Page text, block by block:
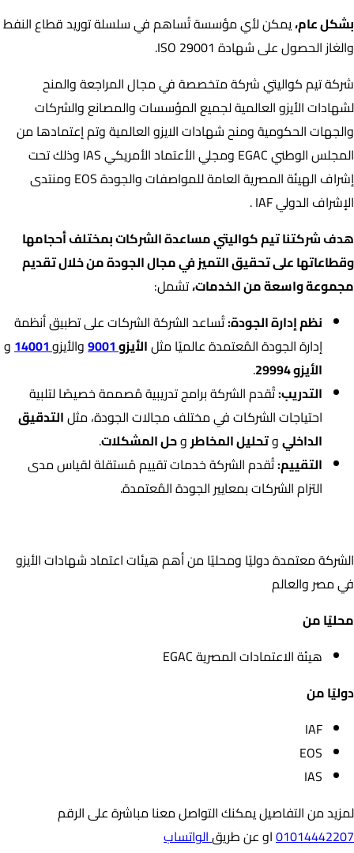
بشكل عام،يمكن لأي مؤسسة تُساهم في سلسلة توريد قطاع النفط
والغاز الحصول على شهادة ISO 29001.
شركة تيم كواليتي شركة متخصصة في مجال المراجعة والمنح
لشهادات الأيزو العالمية لجميع المؤسسات والمصانع والشركات
والجهات الحكومية ومنح شهادات الايزو العالمية وتم إعتمادها من
المجلس الوطني EGAC ومجلي الأعتماد الأمريكي IAS وذلك تحت
إشراف الهيئة المصرية العامة للمواصفات والجودة EOS ومنتدى
الإشراف الدولي IAF .
هدف شركتنا تيم كواليتي مساعدة الشركات بمختلف أحجامها
وقطاعاتها على تحقيق التميز في مجال الجودة من خلال تقديم
مجموعة واسعة من الخدمات،تشمل:
نظم إدارة الجودة:تُساعد الشركة الشركات على تطبيق أنظمة
إدارة الجودة المُعتمدة عالميًا مثلالأيزو9001والأيزو14001و
الأيزو 29994
.
التدريب:تُقدم الشركة برامج تدريبية مُصممة خصيصًا لتلبية
احتياجات الشركات في مختلف مجالات الجودة، مثلالتدقيق
الداخليوتحليل المخاطر وحل المشكلات.
التقييم:تُقدم الشركة خدمات تقييم مُستقلة لقياس مدى
التزام الشركات بمعايير الجودة المُعتمدة.
الشركة معتمدة دوليًا ومحليًا من أهم هيئات اعتماد شهادات الأيزو
في مصر والعالم
محليًا من
هيئة الاعتمادات المصرية EGAC
دوليًا من
IAF
EOS
IAS
لمزيد من التفاصيل يمكنك التواصل معنا مباشرة على الرقم
01014442207او عن طريقالواتساب